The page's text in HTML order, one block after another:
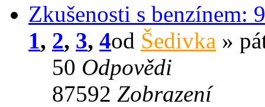
Zkušenosti s benzínem:
1, 2, 3, 4od Šedivka »
50 Odpovědi
87592 Zobrazení